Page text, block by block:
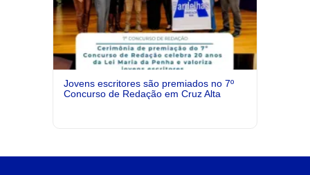
Jovens escritores são premiados no 7º
Concurso de Redação em Cruz Alta